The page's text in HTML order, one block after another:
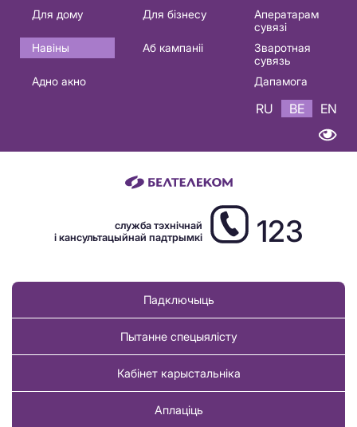
Основная
навигация
BE
Для дому Для бізнесу
Аператарам
сувязі
Навіны
Аб кампаніі
Зваротная
сувязь
Адно акно
Дапамога
RU BE EN
служба тэхнічнай
і кансультацыйнай падтрымкі
123
Падключыць
Пытанне спецыялісту
Кабінет карыстальніка
Аплаціць